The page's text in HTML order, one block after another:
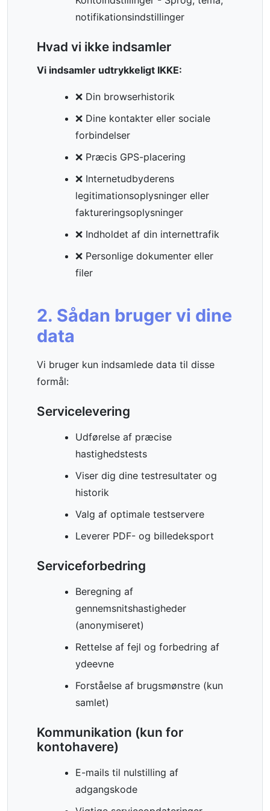
notifikationsindstillinger
Hvad vi ikke indsamler
Vi indsamler udtrykkeligt IKKE:
❌ Din browserhistorik
❌ Dine kontakter eller sociale
forbindelser
❌ Præcis GPS-placering
❌ Internetudbyderens
legitimationsoplysninger eller
faktureringsoplysninger
❌ Indholdet af din internettrafik
❌ Personlige dokumenter eller
filer
2. Sådan bruger vi dine
data
Vi bruger kun indsamlede data til disse
formål:
Servicelevering
Udførelse af præcise
hastighedstests
Viser dig dine testresultater og
historik
Valg af optimale testservere
Leverer PDF- og billedeksport
Serviceforbedring
Beregning af
gennemsnitshastigheder
(anonymiseret)
Rettelse af fejl og forbedring af
ydeevne
Forståelse af brugsmønstre (kun
samlet)
Kommunikation (kun for
kontohavere)
E-mails til nulstilling af
adgangskode